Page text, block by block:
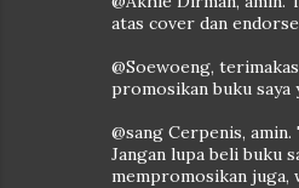
atas cover dan
@Soewoeng,
promosikan buku saya
@sang Cerpenis,
Jangan lupa beli buku
mempromosikan juga,